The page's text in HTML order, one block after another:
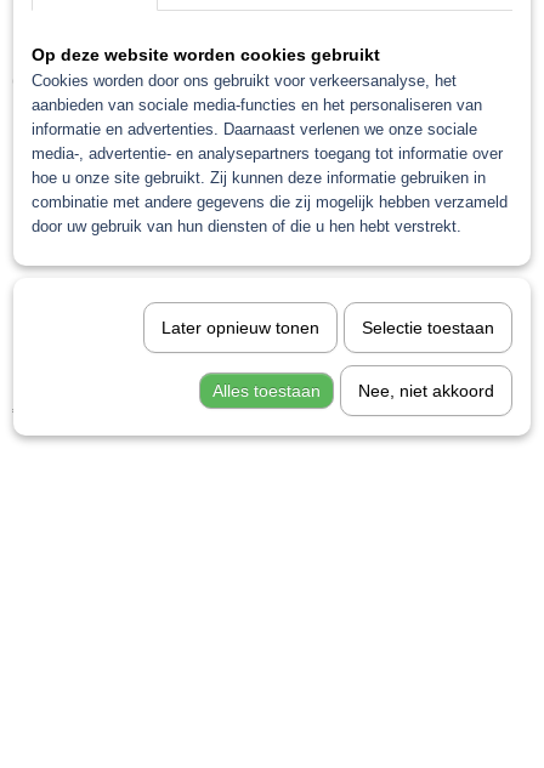
Save
Ook interessant
PPG Envirobase T492 Additive 1L
€ 44,92
Op deze website worden cookies gebruikt
Cookies worden door ons gebruikt voor verkeersanalyse, het
aanbieden van sociale media-functies en het personaliseren van
informatie en advertenties. Daarnaast verlenen we onze sociale
media-, advertentie- en analysepartners toegang tot informatie over
hoe u onze site gebruikt. Zij kunnen deze informatie gebruiken in
combinatie met andere gegevens die zij mogelijk hebben verzameld
door uw gebruik van hun diensten of die u hen hebt verstrekt.
Later opnieuw tonen Selectie toestaan
Alles toestaan Nee, niet akkoord